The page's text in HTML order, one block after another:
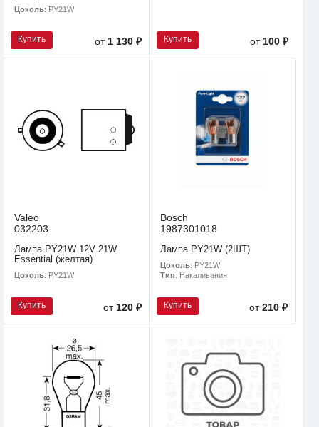
Цоколь: PY21W
Купить от 1 130 ₽ Купить от 100 ₽
Valeo
032203
Лампа PY21W 12V 21W
Essential (желтая)
Цоколь: PY21W
Купить от 120 ₽
Bosch
1987301018
Лампа PY21W (2ШТ)
Цоколь: PY21W
Тип: Накаливания
Купить от210 ₽